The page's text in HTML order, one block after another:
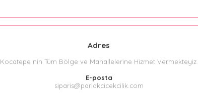
Adres
Kocatepe nin Tüm Bölge ve Mahallelerine Hizmet Vermekteyiz.
E-posta
siparis@parlakcicekcilik.com